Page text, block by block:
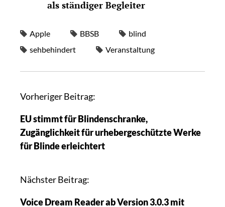
als ständiger Begleiter
Apple BBSB
blind
sehbehindert
Veranstaltung
Vorheriger Beitrag:
EU stimmt für Blindenschranke,
Zugänglichkeit für urhebergeschützte Werke
für Blinde erleichtert
Nächster Beitrag:
Voice Dream Reader ab Version 3.0.3 mit